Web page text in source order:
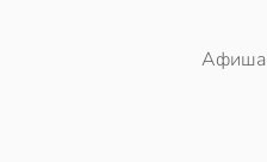
Афиша